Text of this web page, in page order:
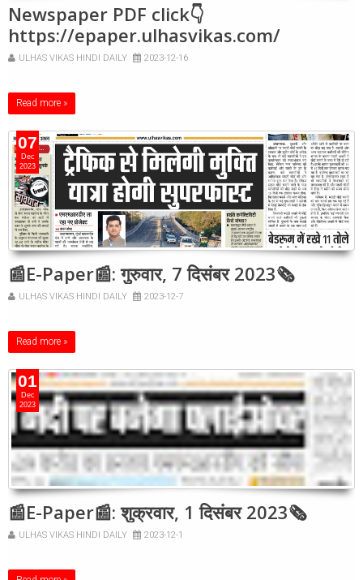
Newspaper PDF click👇
https://epaper.ulhasvikas.com/
ULHAS VIKAS HINDI DAILY 2023-12-16
Read more »
07
Dec
2023
📰E-Paper📰: गुरुवार, 7 दिसंबर 2023🗞
ULHAS VIKAS HINDI DAILY 2023-12-7
Read more »
01
Dec
2023
📰E-Paper📰: शुक्रवार, 1 दिसंबर 2023🗞
ULHAS VIKAS HINDI DAILY 2023-12-1